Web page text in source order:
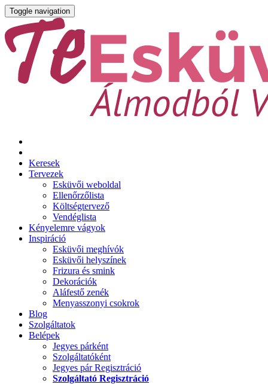
Toggle navigation
Keresek
Tervezek
Esküvői weboldal
Ellenőrzőlista
Költségtervező
Vendéglista
Kényelemre vágyok
Inspiráció
Esküvői meghívók
Esküvői helyszínek
Frizura és smink
Dekorációk
Aláfestő zenék
Menyasszonyi csokrok
Blog
Szolgáltatok
Belépek
Jegyes párként
Szolgáltatóként
Jegyes pár Regisztráció
Szolgáltató Regisztráció